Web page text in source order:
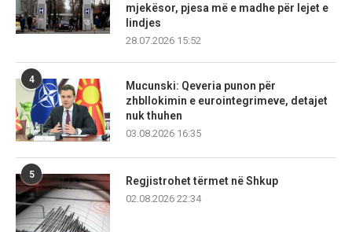
mjekësor, pjesa më e madhe për lejet e
lindjes
28.07.2026 15:52
4
Mucunski: Qeveria punon për
zhbllokimin e eurointegrimeve, detajet
nuk thuhen
03.08.2026 16:35
5
Regjistrohet tërmet në Shkup
02.08.2026 22:34